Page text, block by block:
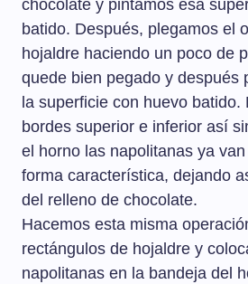
chocolate y pintamos esa
batido. Después, plegamos el
hojaldre haciendo un poco de
quede bien pegado y después
la superficie con huevo batido.
bordes superior e inferior así
el horno las napolitanas ya
forma característica, dejando
del relleno de chocolate.
Hacemos esta misma
rectángulos de hojaldre y
napolitanas en la bandeja del